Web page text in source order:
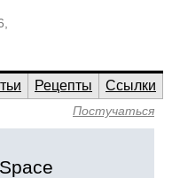
Рецепты
Ссылки
Постучаться